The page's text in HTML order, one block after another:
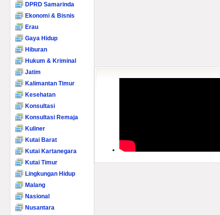
DPRD Samarinda
Ekonomi & Bisnis
Erau
Gaya Hidup
Hiburan
Hukum & Kriminal
Jatim
Kalimantan Timur
Kesehatan
Konsultasi
Konsultasi Remaja
Kuliner
Kutai Barat
Kutai Kartanegara
Kutai Timur
Lingkungan Hidup
Malang
Nasional
Nusantara